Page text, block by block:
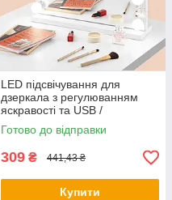
LED підсвічування для
дзеркала з регулюванням
яскравості та USB /
Світлодіодні лампочки 10 шт
для гримерного дзеркала
Готово до відправки
309 ₴ 441,43 ₴
Купити